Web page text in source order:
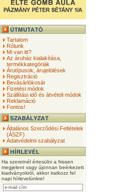
Tartalom
Rólunk
Mi van itt?
Az áruház kialakítása,
termékkategóriák
Árutípusok, árujelölések
Regisztráció
Bevásárlókosár
Fizetési módok
Szállítási idő és átvételi módok
Reklamáció
Fontos!
Általános Szerződési Feltételek
(ÁSZF)
Adatvédelmi szabályzat
Ha szeretnél értesülni a frissen
megjelent vagy újonnan beérkezett
kiadványokról, akkor iratkozz fel
napi hírlevelünkre!